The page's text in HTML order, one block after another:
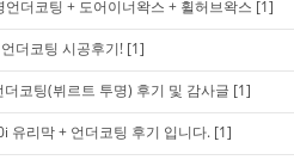
더코팅 + 도어이너왁스 + 휠허브왁스 [1]
더코팅 시공후기! [1]
더코팅(뷔르트 투명) 후기 및 감사글 [1]
유리막 + 언더코팅 후기 입니다. [1]